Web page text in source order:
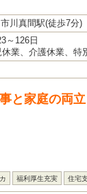
川真間駅(徒歩7分)
～126日
業、介護休業、特
と家庭の両立
福利厚生充実 住宅